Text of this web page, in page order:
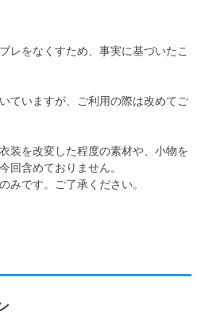
レをなくすため、事実に基づいたこ
ていますが、ご利用の際は改めてご
装を改変した程度の素材や、小物を
回含めておりません。
みです。ご了承ください。